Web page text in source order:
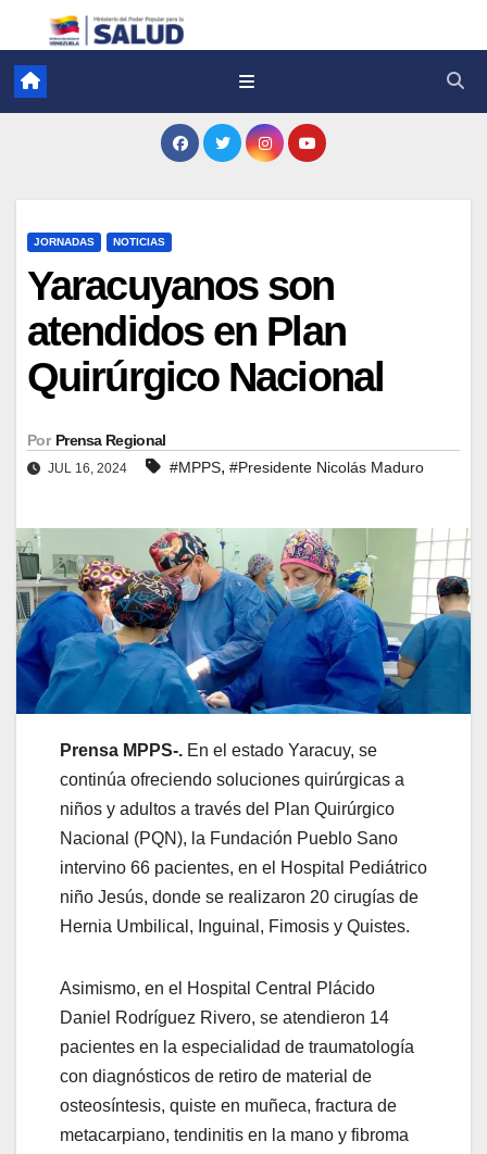
JORNADAS NOTICIAS
Yaracuyanos son
atendidos en Plan
Quirúrgico Nacional
Por Prensa Regional
JUL 16, 2024 #MPPS, #Presidente Nicolás Maduro
Prensa MPPS-. En el estado Yaracuy, se
continúa ofreciendo soluciones quirúrgicas a
niños y adultos a través del Plan Quirúrgico
Nacional (PQN), la Fundación Pueblo Sano
intervino 66 pacientes, en el Hospital Pediátrico
niño Jesús, donde se realizaron 20 cirugías de
Hernia Umbilical, Inguinal, Fimosis y Quistes.
Asimismo, en el Hospital Central Plácido
Daniel Rodríguez Rivero, se atendieron 14
pacientes en la especialidad de traumatología
con diagnósticos de retiro de material de
osteosíntesis, quiste en muñeca, fractura de
metacarpiano, tendinitis en la mano y fibroma